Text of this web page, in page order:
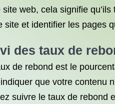
site web, cela signifie
site et identifier les pages
des taux de
de rebond est le
que votre contenu
suivre le taux de rebond